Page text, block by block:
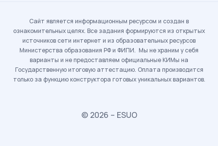
Сайт является информационным ресурсом и создан в
ознакомительных целях. Все задания формируются из открытых
источников сети интернет и из образовательных ресурсов
Министерства образования РФ и ФИПИ. Мы не храним у себя
варианты и не предоставляем официальные КИМы на
Государственную итоговую аттестацию. Оплата производится
только за функцию конструктора готовых уникальных вариантов.
© 2026 – ESUO